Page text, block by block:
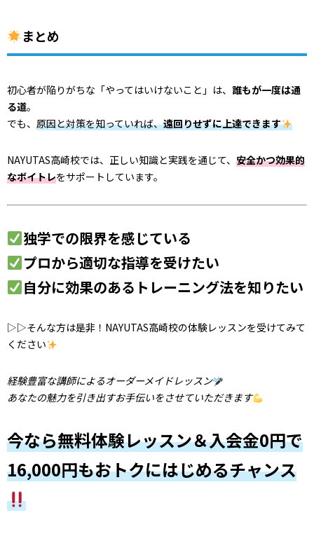
まとめ
初心者が陥りがちな「やってはいけないこと」は、 誰もが一度は通
る道。
でも、 原因と対策を知っていれば、遠回りせずに上達できます
NAYUTAS高崎校では、正しい知識と実践を通じて、 安全かつ効果的
なボイトレをサポートしています。
独学での限界を感じている
プロから適切な指導を受けたい
自分に効果のあるトレーニング法を知りたい
▷▷そんな方は是非！NAYUTAS高崎校の体験レッスンを受けてみて
ください
経験豊富な講師によるオーダーメイドレッスン
あなたの魅力を引き出すお手伝いをさせていただきます
今なら無料体験レッスン＆入会金0円で
16,000円もおトクにはじめるチャンス